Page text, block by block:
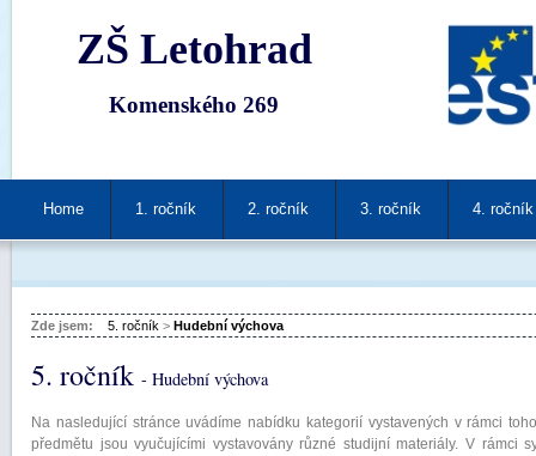
ZŠ Letohrad
Komenského 269
Home 1. ročník 2. ročník 3. ročník 4. ročník
Zde jsem: 5. ročník > Hudební výchova
5. ročník - Hudební výchova
Na nasledující stránce uvádíme nabídku kategorií vystavených v rámci
předmětu jsou vyučujícími vystavovány různé studijní materiály. V rámci